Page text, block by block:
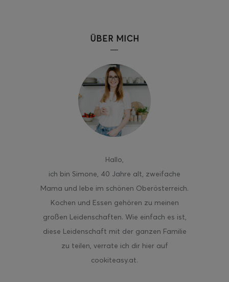
ÜBER MICH
Hallo,
ich bin Simone, 40 Jahre alt, zweifache
Mama und lebe im schönen Oberösterreich.
Kochen und Essen gehören zu meinen
großen Leidenschaften. Wie einfach es ist,
diese Leidenschaft mit der ganzen Familie
zu teilen, verrate ich dir hier auf
cookiteasy.at.